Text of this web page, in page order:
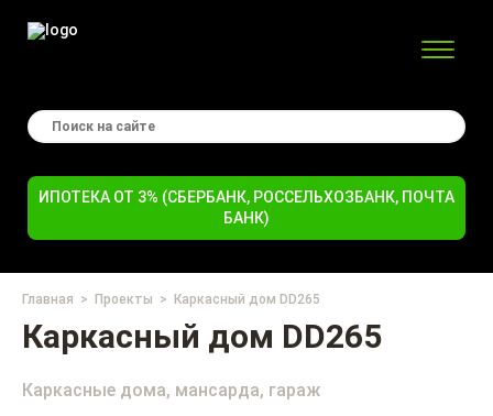
ИПОТЕКА ОТ 3% (СБЕРБАНК, РОССЕЛЬХОЗБАНК, ПОЧТА
БАНК)
Главная Проекты Каркасный дом DD265
Каркасный дом DD265
Каркасные дома, мансарда, гараж